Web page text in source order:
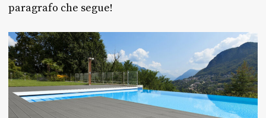
paragrafo che segue!